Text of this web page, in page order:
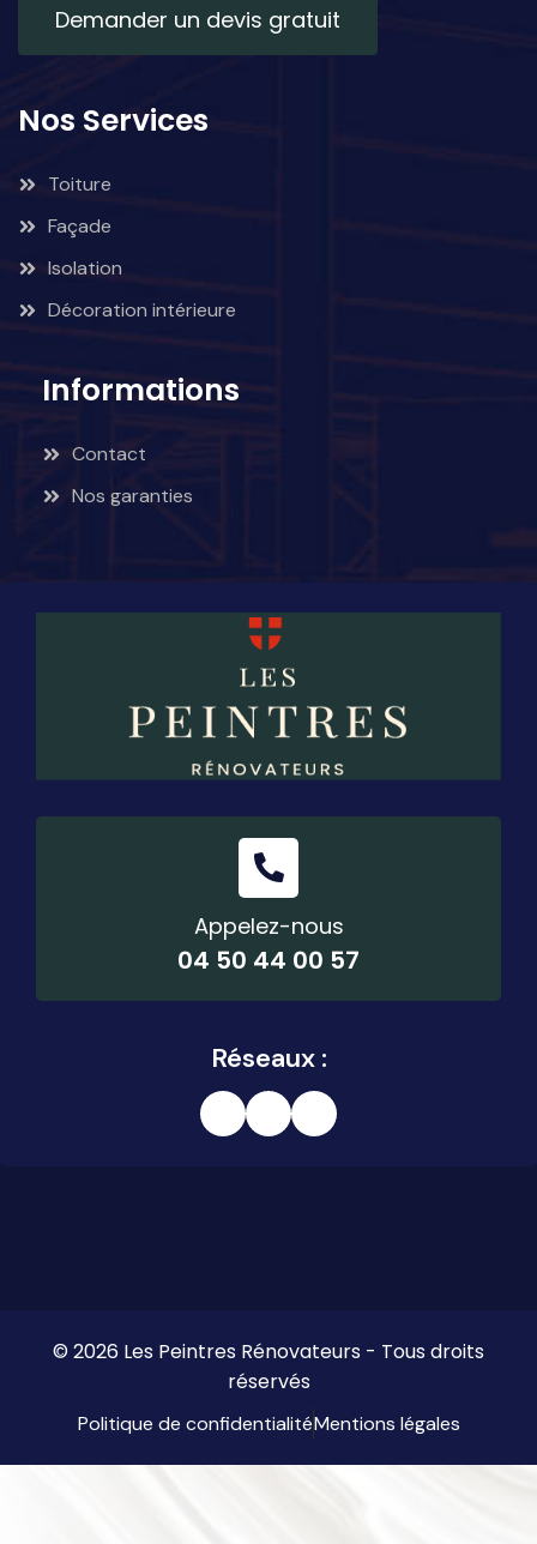
Demander un devis gratuit
Nos Services
Toiture
Façade
Isolation
Décoration intérieure
Informations
Contact
Nos garanties
Appelez-nous
04 50 44 00 57
Réseaux :
© 2026 Les Peintres Rénovateurs - Tous droits
réservés
Politique de confidentialitéMentions légales